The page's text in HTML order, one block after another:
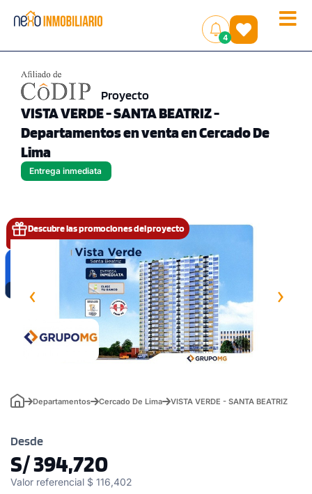
Toggle
4
()
Proyecto
VISTA VERDE - SANTA BEATRIZ -
Departamentos en venta en Cercado De
Lima
Entrega inmediata
‹ ›
Descubre las promociones del proyecto
Departamentos Cercado De Lima VISTA VERDE - SANTA BEATRIZ
Desde
S/ 394,720
Valor referencial $ 116,402